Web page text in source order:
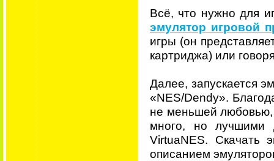
Всё, что нужно для
эмулятор игровой
игры (он
картриджа) или
Далее, запускается
«NES/Dendy».
не меньшей любовью,
много, но лучшими
VirtuaNES. Скачать
описанием